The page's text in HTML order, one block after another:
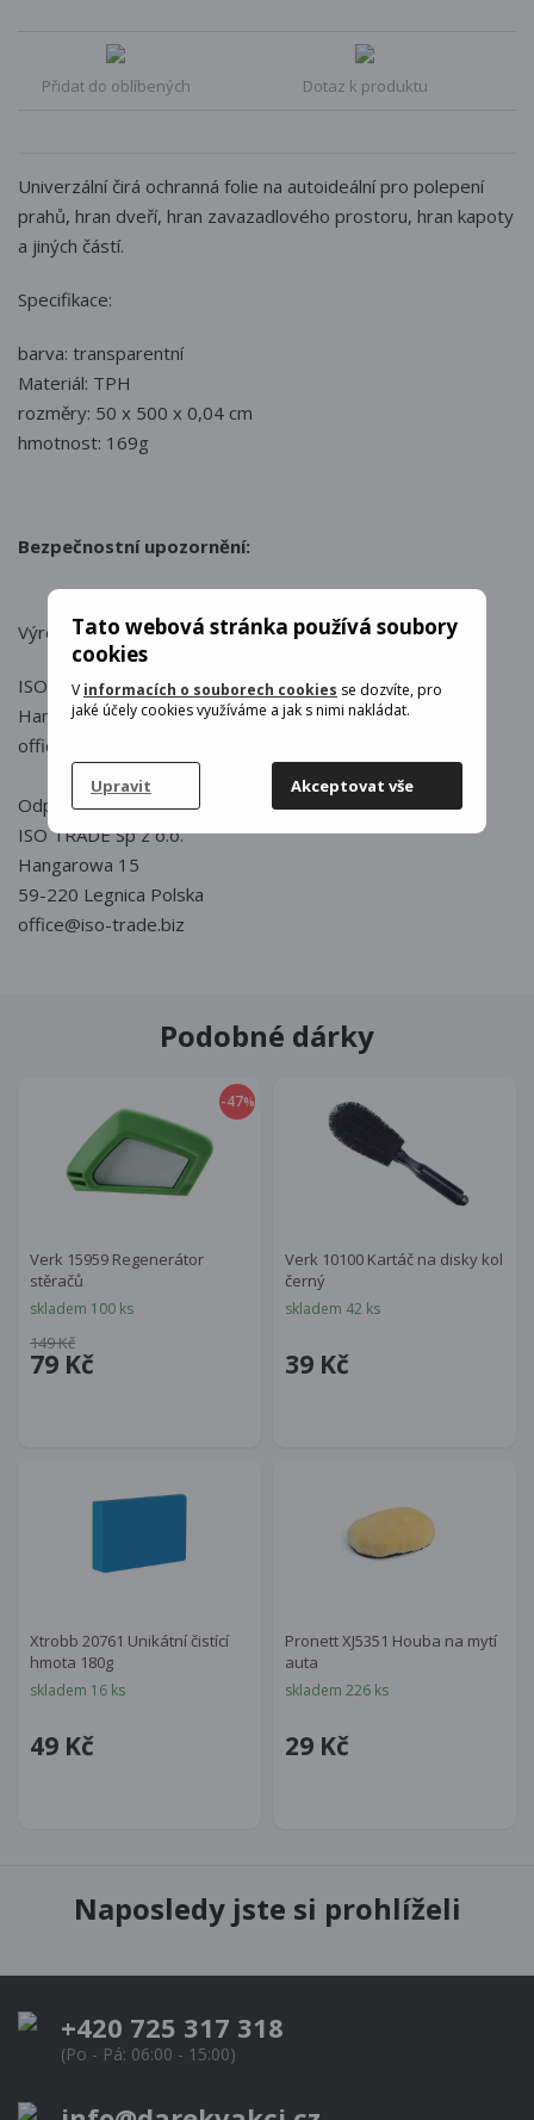
Tato webová stránka používá soubory
cookies
V informacích o souborech cookies se dozvíte, pro
jaké účely cookies využíváme a jak s nimi nakládat.
Upravit Akceptovat vše
Přidat do oblíbených Dotaz k produktu
Univerzální čirá ochranná folie na autoideální pro polepení
prahů, hran dveří, hran zavazadlového prostoru, hran kapoty
a jiných částí.
Specifikace:
barva: transparentní
Materiál: TPH
rozměry: 50 x 500 x 0,04 cm
hmotnost: 169g
Bezpečnostní upozornění:
Výrobce : Xtrobb
ISO TRADE Sp z o.o.
Hangarowa 15
office@iso-trade.biz
Odpovědná osoba v EU:
ISO TRADE Sp z o.o.
Hangarowa 15
59-220 Legnica Polska
office@iso-trade.biz
Podobné dárky
-47%
Verk 15959 Regenerátor
stěračů
skladem 100 ks
79 Kč
149 Kč
Verk 10100 Kartáč na disky kol
černý
skladem 42 ks
39 Kč
Xtrobb 20761 Unikátní čistící
hmota 180g
skladem 16 ks
49 Kč
Pronett XJ5351 Houba na mytí
auta
skladem 226 ks
29 Kč
Naposledy jste si prohlíželi
+420 725 317 318
(Po - Pá: 06:00 - 15:00)